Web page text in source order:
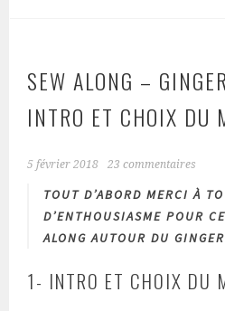
SEW ALONG –
INTRO ET CHOIX DU
5 février 2018 23 commentaires
TOUT D’ABORD MERCI À
D’ENTHOUSIASME POUR
ALONG AUTOUR DU
1- INTRO ET CHOIX DU